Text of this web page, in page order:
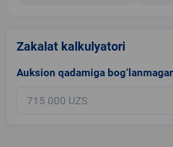
Zakalat kalkulyatori
Auksion qadamiga